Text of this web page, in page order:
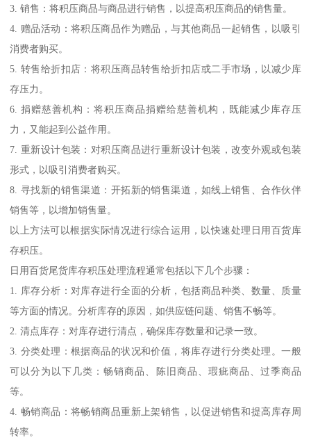
3. 销售：将积压商品与商品进行销售，以提高积压商品的销售量。
4. 赠品活动：将积压商品作为赠品，与其他商品一起销售，以吸引
消费者购买。
5. 转售给折扣店：将积压商品转售给折扣店或二手市场，以减少库
存压力。
6. 捐赠慈善机构：将积压商品捐赠给慈善机构，既能减少库存压
力，又能起到公益作用。
7. 重新设计包装：对积压商品进行重新设计包装，改变外观或包装
形式，以吸引消费者购买。
8. 寻找新的销售渠道：开拓新的销售渠道，如线上销售、合作伙伴
销售等，以增加销售量。
以上方法可以根据实际情况进行综合运用，以快速处理日用百货库
存积压。
日用百货尾货库存积压处理流程通常包括以下几个步骤：
1. 库存分析：对库存进行全面的分析，包括商品种类、数量、质量
等方面的情况。分析库存的原因，如供应链问题、销售不畅等。
2. 清点库存：对库存进行清点，确保库存数量和记录一致。
3. 分类处理：根据商品的状况和价值，将库存进行分类处理。一般
可以分为以下几类：畅销商品、陈旧商品、瑕疵商品、过季商品
等。
4. 畅销商品：将畅销商品重新上架销售，以促进销售和提高库存周
转率。